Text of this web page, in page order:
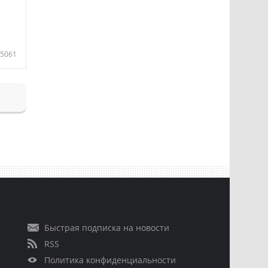
5061
Быстрая подписка на новости
RSS
Политика конфиденциальности